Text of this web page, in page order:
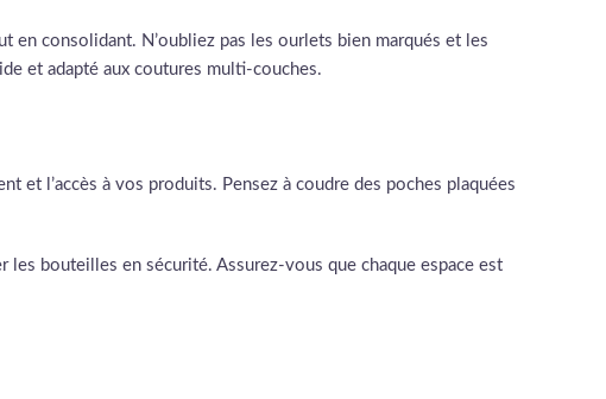
consolidant. N’oubliez pas les ourlets bien marqués et les
et adapté aux coutures multi-couches.
et l’accès à vos produits. Pensez à coudre des poches plaquées
bouteilles en sécurité. Assurez-vous que chaque espace est